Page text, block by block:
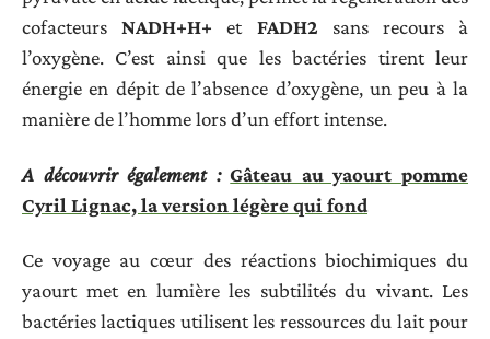
cofacteursNADH+H+ et FADH2 sans recours à
l’oxygène. C’est ainsi que les bactéries tirent leur
énergie en dépit de l’absence d’oxygène, un peu à la
manière de l’homme lors d’un effort intense.
A découvrir également : Gâteau au yaourt pomme
Cyril Lignac, la version légère qui fond
Ce voyage au cœur des réactions biochimiques du
yaourt met en lumière les subtilités du vivant. Les
bactéries lactiques utilisent les ressources du lait pour